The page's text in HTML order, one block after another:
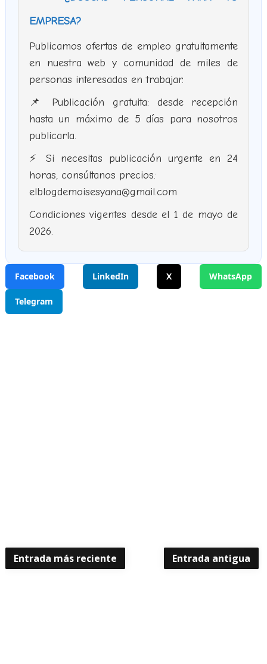
EMPRESA?
Publicamos ofertas de empleo gratuitamente
en nuestra web y comunidad de miles de
personas interesadas en trabajar.
📌 Publicación gratuita: desde recepción
hasta un máximo de 5 días para nosotros
publicarla.
⚡ Si necesitas publicación urgente en 24
horas, consúltanos precios:
elblogdemoisesyana@gmail.com
Condiciones vigentes desde el 1 de mayo de
2026.
Facebook LinkedIn X WhatsApp
Telegram
Entrada más reciente Entrada antigua